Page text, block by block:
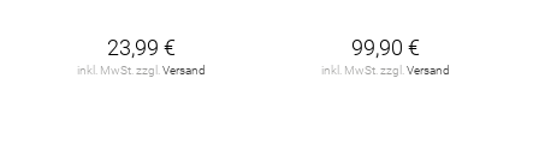
23,99 €
inkl. MwSt. zzgl.Versand
99,90 €
inkl. MwSt. zzgl.Versand